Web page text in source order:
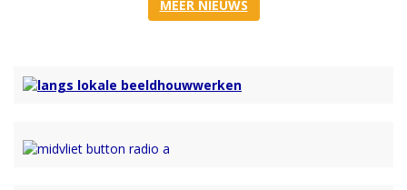
MEER NIEUWS